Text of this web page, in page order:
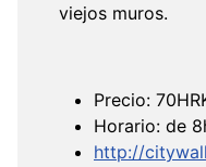
viejos muros.
Precio:
Horario: de
http://